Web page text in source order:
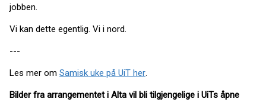
jobben.
Vi kan dette egentlig. Vi i nord.
---
Les mer om Samisk uke på UiT her.
Bilder fra arrangementet i Alta vil bli tilgjengelige i UiTs åpne